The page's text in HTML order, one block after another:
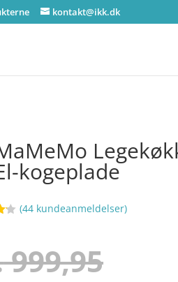
kontakt@ikk.dk
kogeplade
(44kundeanmeldelser)
999,95